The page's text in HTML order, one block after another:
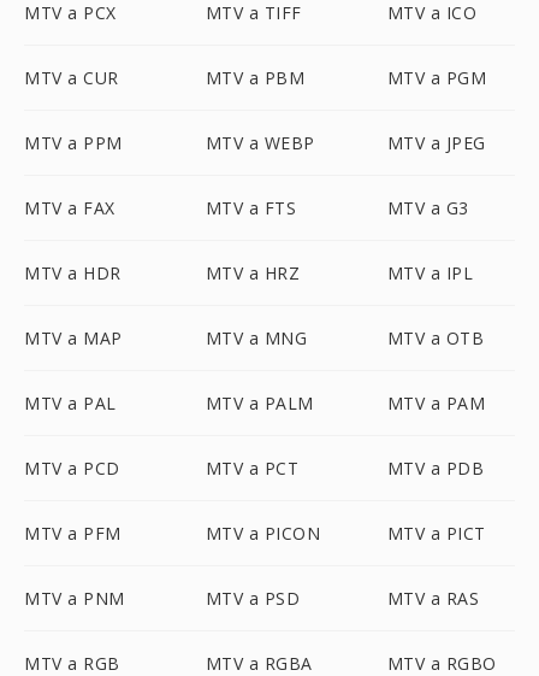
MTV a PCX MTV a TIFF MTV a ICO
MTV a CUR MTV a PBM MTV a PGM
MTV a PPM MTV a WEBP MTV a JPEG
MTV a FAX MTV a FTS MTV a G3
MTV a HDR MTV a HRZ MTV a IPL
MTV a MAP MTV a MNG MTV a OTB
MTV a PAL MTV a PALM MTV a PAM
MTV a PCD MTV a PCT MTV a PDB
MTV a PFM MTV a PICON MTV a PICT
MTV a PNM MTV a PSD MTV a RAS
MTV a RGB MTV a RGBA MTV a RGBO